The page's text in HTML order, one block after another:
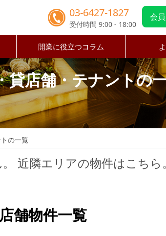
03-6427-1827
受付時間 9:00 - 18:00
会
開業に役立つコラム
貸店舗・テナントの
の一覧
近隣エリアの物件はこちら。
舗物件一覧